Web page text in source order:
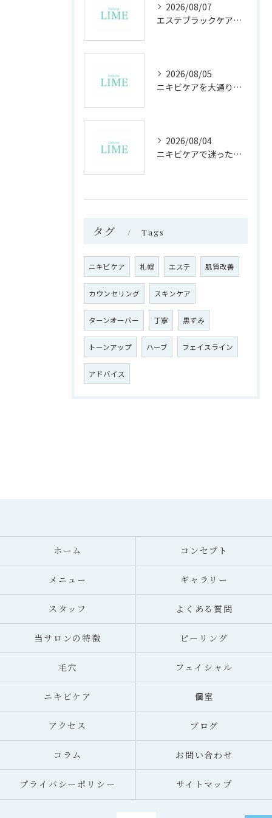
2026/08/07
エステブラックケアで知る北海道札幌市上川郡愛別町の最新情報と地域生活のヒント
2026/08/05
ニキビケアを大通り札幌駅すすきので選ぶ際の通いやすさと効果を徹底比較
2026/08/04
ニキビケアで迷ったら札幌市中央区大通り札幌駅すすきので自分に合う方法と通いやすさ徹底比較
タグ Tags
ニキビケア 札幌 エステ 肌質改善
カウンセリング スキンケア
ターンオーバー 丁寧 黒ずみ
トーンアップ ハーブ フェイスライン
アドバイス
ホーム コンセプト
メニュー ギャラリー
スタッフ よくある質問
当サロンの特徴 ピーリング
毛穴 フェイシャル
ニキビケア 個室
アクセス ブログ
コラム お問い合わせ
プライバシーポリシー サイトマップ